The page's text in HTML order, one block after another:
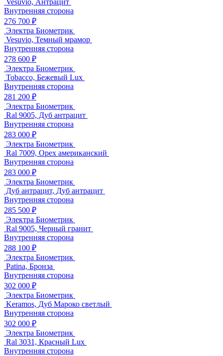
Внутренняя сторона
276 700 ₽
Электра Биометрик
Vesuvio, Темный мрамор
Внутренняя сторона
278 600 ₽
Электра Биометрик
Tobacco, Бежевый Lux
Внутренняя сторона
281 200 ₽
Электра Биометрик
Ral 9005, Дуб антрацит
Внутренняя сторона
283 000 ₽
Электра Биометрик
Ral 7009, Орех американский
Внутренняя сторона
283 000 ₽
Электра Биометрик
Дуб антрацит, Дуб антрацит
Внутренняя сторона
285 500 ₽
Электра Биометрик
Ral 9005, Черный гранит
Внутренняя сторона
288 100 ₽
Электра Биометрик
Patina, Бронза
Внутренняя сторона
302 000 ₽
Электра Биометрик
Keramos, Дуб Мароко светлый
Внутренняя сторона
302 000 ₽
Электра Биометрик
Ral 3031, Красный Lux
Внутренняя сторона